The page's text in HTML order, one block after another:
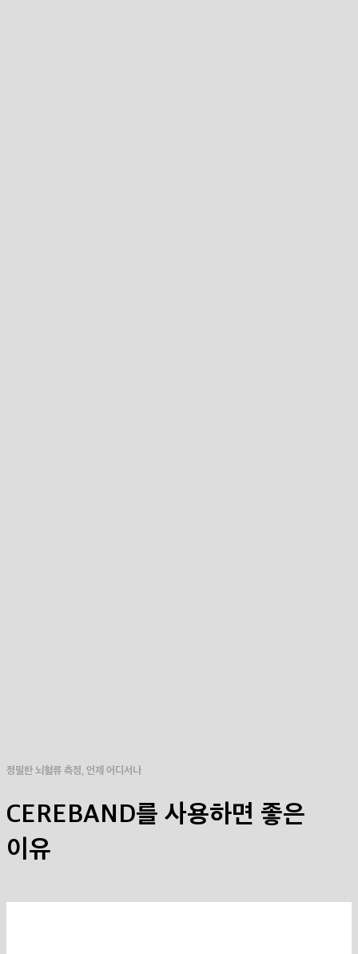
정밀한 뇌혈류 측정, 언제 어디서나
CEREBAND를 사용하면 좋은
이유